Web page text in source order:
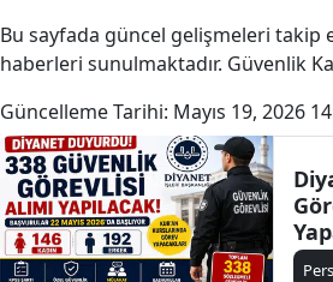
Bu sayfada güncel gelişmeleri takip
haberleri sunulmaktadır. Güvenlik
Güncelleme Tarihi: Mayıs 19, 2026
İçin